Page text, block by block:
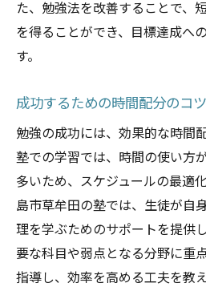
アクティブ・ラーニン
主体的な学びの促進法
フィードバックを活用
テクノロジーを活用した
的理解を深める
デジタルツールの効果
視覚教材の利点と選び
オンライン学習プラ
た、勉強法を改善することで、
を得ることができ、目標達成へ
す。
成功するための時間配分のコツ
勉強の成功には、効果的な時間
塾での学習では、時間の使い方
多いため、スケジュールの最適
島市草牟田の塾では、生徒が自
理を学ぶためのサポートを提供
要な科目や弱点となる分野に重
指導し、効率を高める工夫を教